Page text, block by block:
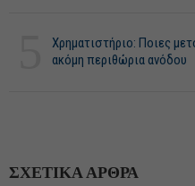
Χρηματιστήριο: Ποιες
ακόμη περιθώρια ανόδου
ΣΧΕΤΙΚΑ ΑΡΘΡΑ